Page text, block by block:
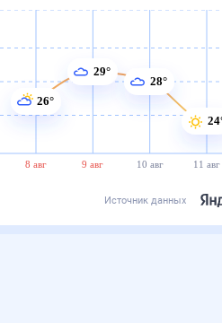
8 авг 9 авг 10 авг 11 авг
26°
29°
28°
Источник данных